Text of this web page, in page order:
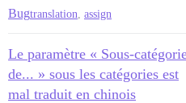
Bugtranslation assign
Le paramètre « Sous-
de... » sous les catégories est
mal traduit en chinois